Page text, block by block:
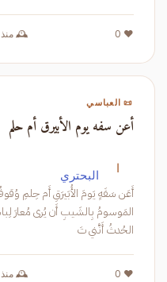
❤️ 0 🕰️ منذ 1,130 عام
📜 العباسي
أعن سفه يوم الأبيرق أم حلم
ا البحتري
الحُدثُ أَنَّني تَ
❤️ 0 🕰️ منذ 1,129 عام